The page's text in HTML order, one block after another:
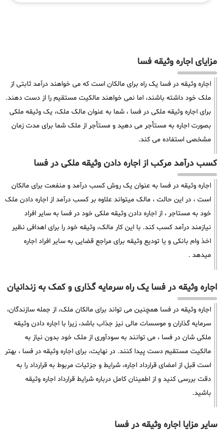
مزایای اجاره وثیقه فسا
اجاره وثیقه در فسا یک راه برای مالکان است که می خواهند درآمد ثابتی از
ملک خود داشته باشند، اما نمی خواهند مالکیت مستقیم را از دست دهند.
برای اجاره وثیقه ملکی در فسا ، شما به عنوان مالک ملک، یک وثیقه ملکی
بصورت اجاره به مستأجر می دهید و مستأجر از ملک شما برای مدت زمان
مشخصی استفاده می کند.
کسب درآمد مرکب از اجاره دادن وثیقه ملکی در فسا
اجاره وثیقه در فسا به عنوان یک روش کسب درآمد و منفعت برای مالکان
است ، در این حالت ، مالک میتواند علاوه بر کسب درآمد از اجاره دادن ملک
خود به مستاجر ، از اجاره دادن وثیقه ملکی خود در فسا به سایر افراد
نیازمند درآمد کسب کند. با این کار مالک، وثیقه خود را برای اهدافی نظیر
اخذ وام بانکی و یا تودیع وثیقه برای مراجع قضایی به سایر افراد اجاره
میدهد .
اجاره وثیقه در فسا یک راه سرمایه گذاری و کمک به زندانیان
اجاره وثیقه در فسا همچنین می تواند برای مالکان ملک، از جمله سازندگان،
سرمایه گذاران و موسسات مالی نیز جذاب باشد، زیرا با اجاره دادن وثیقه
ملکی شان در فسا ، می توانند به سودآوری از ملک خود بدون نیاز به
مالکیت مستقیم دست پیدا کنند. در نهایت، برای اجاره وثیقه در فسا ، بهتر
است قبل از امضای قرارداد اجاره، شرایط و جزئیات مربوط به قرارداد را به
دقت بررسی کنید و از اطمینان کامل درباره شرایط قرارداد اجاره وثیقه
باشید.
سایر مزایا اجاره وثیقه در فسا